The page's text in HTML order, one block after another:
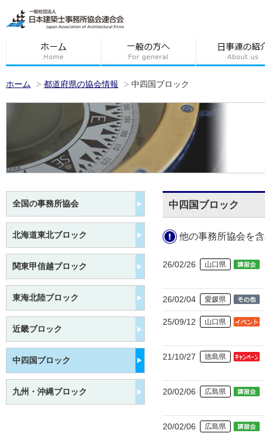
ホーム 都道府県の協会情報 中四国ブロック
中四国ブロック
他の事務所協会を
26/02/26 山口県
26/02/04 愛媛県
25/09/12 山口県
21/10/27 徳島県
20/02/06 広島県
20/02/06 広島県
全国の事務所協会
北海道東北ブロック
関東甲信越ブロック
東海北陸ブロック
近畿ブロック
中四国ブロック
九州・沖縄ブロック